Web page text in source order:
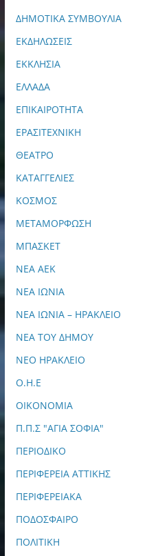
ΔΗΜΟΤΙΚΑ ΣΥΜΒΟΥΛΙΑ
ΕΚΔΗΛΩΣΕΙΣ
ΕΚΚΛΗΣΙΑ
ΕΛΛΑΔΑ
ΕΠΙΚΑΙΡΟΤΗΤΑ
ΕΡΑΣΙΤΕΧΝΙΚΗ
ΘΕΑΤΡΟ
ΚΑΤΑΓΓΕΛΙΕΣ
ΚΟΣΜΟΣ
ΜΕΤΑΜΟΡΦΩΣΗ
ΜΠΑΣΚΕΤ
ΝΕΑ ΑΕΚ
ΝΕΑ ΙΩΝΙΑ
ΝΕΑ ΙΩΝΙΑ – ΗΡΑΚΛΕΙΟ
ΝΕΑ ΤΟΥ ΔΗΜΟΥ
ΝΕΟ ΗΡΑΚΛΕΙΟ
Ο.Η.Ε
ΟΙΚΟΝΟΜΙΑ
Π.Π.Σ "ΑΓΙΑ ΣΟΦΙΑ"
ΠΕΡΙΟΔΙΚΟ
ΠΕΡΙΦΕΡΕΙΑ ΑΤΤΙΚΗΣ
ΠΕΡΙΦΕΡΕΙΑΚΑ
ΠΟΔΟΣΦΑΙΡΟ
ΠΟΛΙΤΙΚΗ